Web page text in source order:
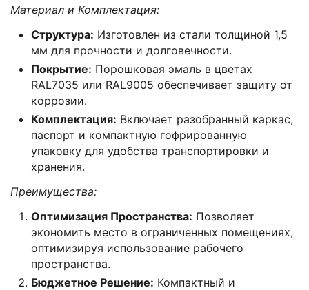
Материал и Комплектация:
Структура: Изготовлен из стали толщиной 1,5
мм для прочности и долговечности.
Покрытие: Порошковая эмаль в цветах
RAL7035 или RAL9005 обеспечивает защиту от
коррозии.
Комплектация: Включает разобранный каркас,
паспорт и компактную гофрированную
упаковку для удобства транспортировки и
хранения.
Преимущества:
Оптимизация Пространства: Позволяет
экономить место в ограниченных помещениях,
оптимизируя использование рабочего
пространства.
Бюджетное Решение: Компактный и